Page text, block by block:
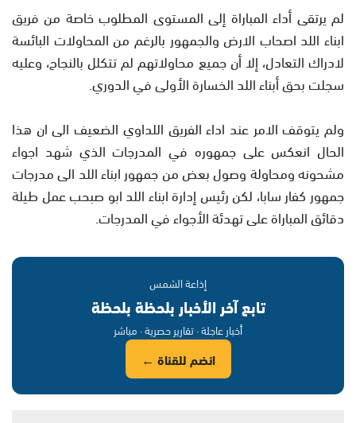
لم يرتقى أداء المباراة إلى المستوى المطلوب خاصة من فريق
ابناء اللد اصحاب الارض والجمهور بالرغم من المحاولات البائسة
لادراك التعادل، إلا أن جميع محاولاتهم لم تتكلل بالنجاح، وعليه
سجلت بحق أبناء اللد الخسارة الأولى في الدوري.
ولم يتوقف الامر عند اداء الفريق اللداوي الضعيف الى ان هذا
الحال انعكس على جمهوره في المدرجات الذي شهد اجواء
مشحونه ومحاولة وصول بعض من جمهور ابناء اللد الى مدرجات
جمهور كفار سابا، لكن رئيس إدارة ابناء اللد ابو صبحب عمل طيلة
دقائق المباراة على تهدئة الأجواء في المدرجات.
إذاعة الشمس
تابع آخر الأخبار بلحظة بلحظة
أخبار عاجلة · تقارير حصرية · مباشر
انضم للقناة ←